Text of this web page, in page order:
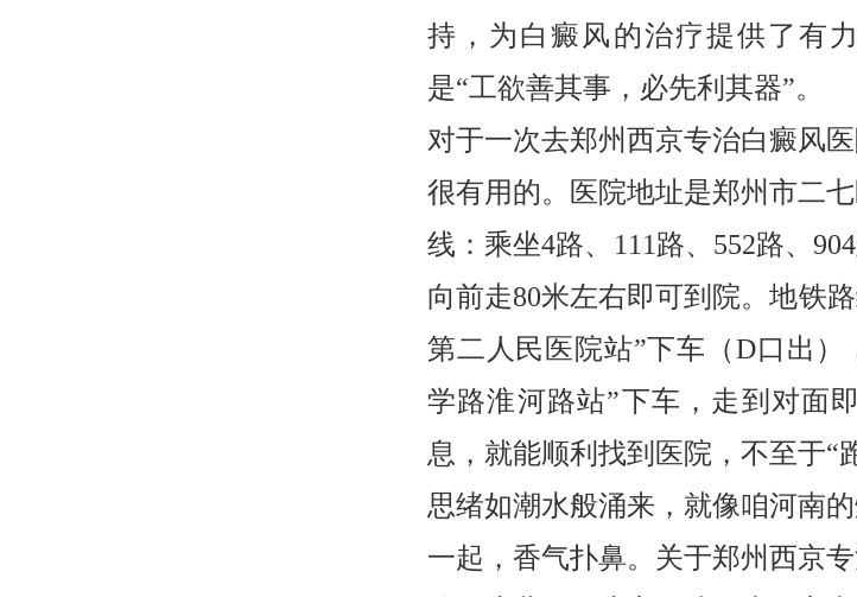
持，为白癜风的治疗提供了有
是“工欲善其事，必先利其器”。
对于一次去郑州西京专治白癜风
很有用的。医院地址是郑州市二
线：乘坐4路、111路、552路、
向前走80米左右即可到院。地铁
第二人民医院站”下车（D口出）
学路淮河路站”下车，走到对面
息，就能顺利找到医院，不至于“
思绪如潮水般涌来，就像咱河南
一起，香气扑鼻。关于郑州西京